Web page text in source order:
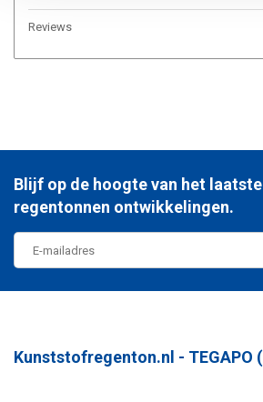
Reviews
Blijf op de hoogte van het
regentonnen ontwikkelingen.
Kunststofregenton.nl - TEGAPO